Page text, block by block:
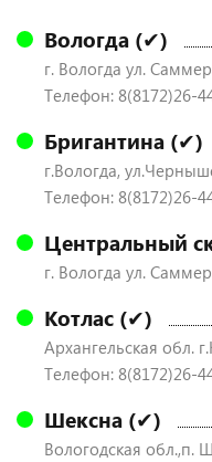
Вологда (✔)
г. Вологда ул.
Телефон: 8(8172)26-
Бригантина (✔)
г.Вологда,
Телефон: 8(8172)26-
Центральный
г. Вологда ул.
Котлас (✔)
Архангельская обл.
Телефон: 8(8172)26-
Шексна (✔)
Вологодская обл.,п.